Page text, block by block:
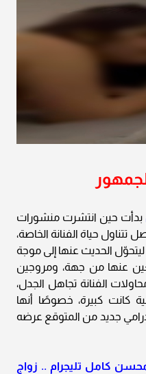
بدأت حين انتشرت منشورات
حياة الفنانة الخاصة،
الحديث عنها إلى موجة
عنها من جهة، ومروجين
الفنانة تجاهل الجدل،
كانت كبيرة، خصوصًا أنها
جديد من المتوقع عرضه
كامل تليجرام .. زواج